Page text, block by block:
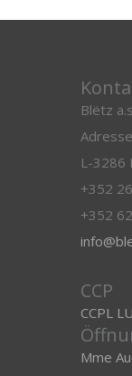
Blëtz
L-3286
+352
+352
CCP
CCPL
Mme